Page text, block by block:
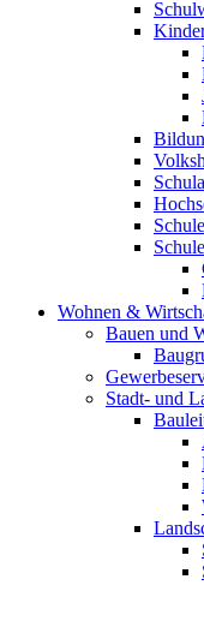
Wohnen &
Bauen und
Stadt- und